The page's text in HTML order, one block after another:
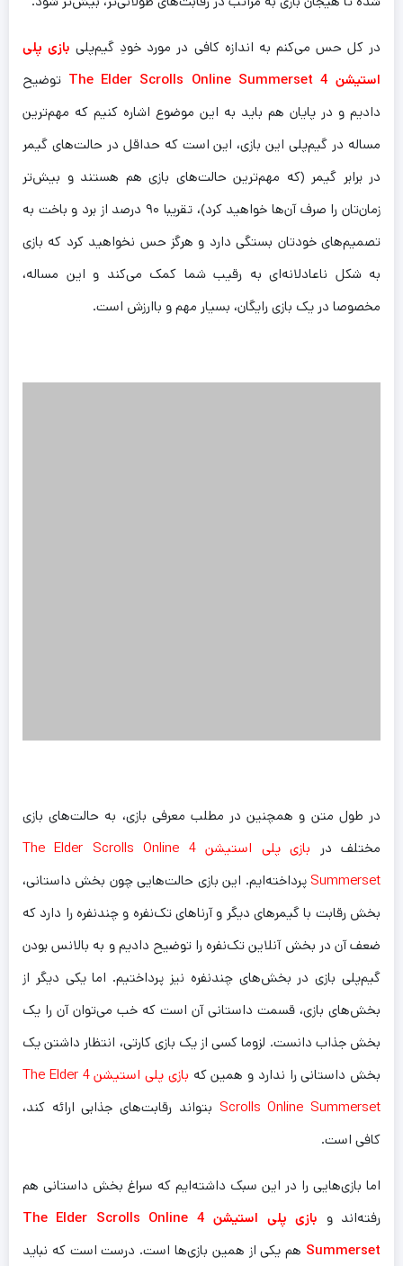
در کل حس می‌کنم به اندازه کافی در مورد خودِ گیم‌پلی بازی پلی
استیشن 4 The Elder Scrolls Online Summerset
توضیح
دادیم و در پایان هم باید به این موضوع اشاره کنیم که مهم‌ترین
مساله در گیم‌پلی این بازی، این است که حداقل در حالت‌های گیمر
در برابر گیمر (که مهم‌ترین حالت‌های بازی هم هستند و بیش‌تر
زمان‌تان را صرف آن‌ها خواهید کرد)، تقریبا ۹۰ درصد از برد و باخت به
تصمیم‌های خودتان بستگی دارد و هرگز حس نخواهید کرد که بازی
به شکل ناعادلانه‌ای به رقیب شما کمک می‌کند و این مساله،
مخصوصا در یک بازی رایگان، بسیار مهم و باارزش است.
در طول متن و همچنین در مطلب معرفی بازی، به حالت‌های بازی
مختلف در
بازی پلی استیشن 4 The Elder Scrolls Online
Summersetپرداخته‌ایم. این بازی حالت‌هایی چون بخش داستانی،
بخش رقابت با گیمر‌های دیگر و آرنا‌های تک‌نفره و چندنفره را دارد که
ضعف آن در بخش آنلاین تک‌نفره را توضیح دادیم و به بالانس بودن
گیم‌پلی بازی در بخش‌های چندنفره نیز پرداختیم. اما یکی دیگر از
بخش‌های بازی، قسمت داستانی آن است که خب می‌توان آن را یک
بخش جذاب دانست. لزوما کسی از یک بازی کارتی، انتظار داشتن یک
بخش داستانی را ندارد و همین که
بازی پلی استیشن 4 The Elder
Scrolls Online Summerset بتواند رقابت‌های جذابی ارائه کند،
کافی است.
اما بازی‌هایی را در این سبک داشته‌ایم که سراغ بخش داستانی هم
رفته‌اند و
بازی پلی استیشن 4 The Elder Scrolls Online
Summerset هم یکی از همین بازی‌ها است. درست است که نباید